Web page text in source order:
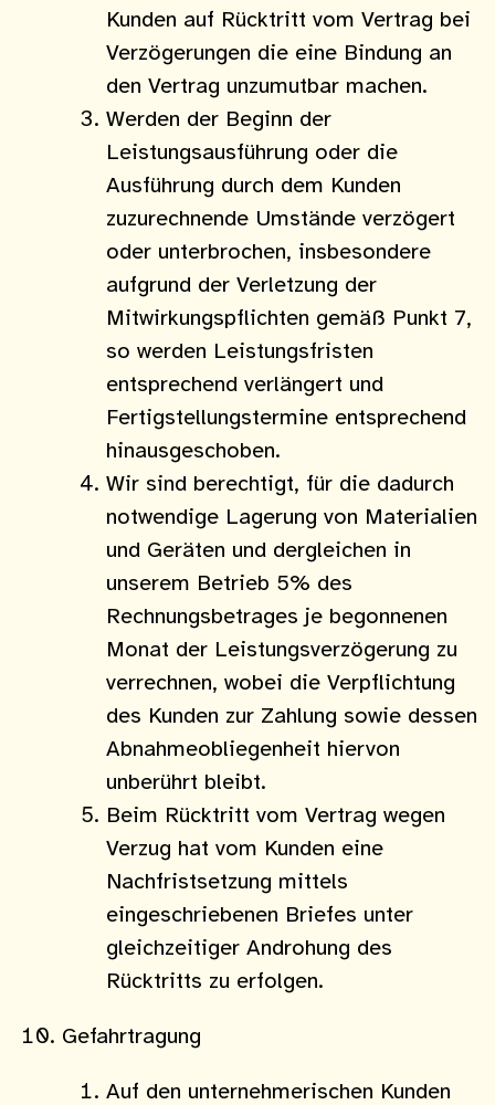
Kunden auf Rücktritt vom Vertrag bei
Verzögerungen die eine Bindung an
den Vertrag unzumutbar machen.
Werden der Beginn der
Leistungsausführung oder die
Ausführung durch dem Kunden
zuzurechnende Umstände verzögert
oder unterbrochen, insbesondere
aufgrund der Verletzung der
Mitwirkungspflichten gemäß Punkt 7,
so werden Leistungsfristen
entsprechend verlängert und
Fertigstellungstermine entsprechend
hinausgeschoben.
Wir sind berechtigt, für die dadurch
notwendige Lagerung von Materialien
und Geräten und dergleichen in
unserem Betrieb 5% des
Rechnungsbetrages je begonnenen
Monat der Leistungsverzögerung zu
verrechnen, wobei die Verpflichtung
des Kunden zur Zahlung sowie dessen
Abnahmeobliegenheit hiervon
unberührt bleibt.
Beim Rücktritt vom Vertrag wegen
Verzug hat vom Kunden eine
Nachfristsetzung mittels
eingeschriebenen Briefes unter
gleichzeitiger Androhung des
Rücktritts zu erfolgen.
Gefahrtragung
Auf den unternehmerischen Kunden